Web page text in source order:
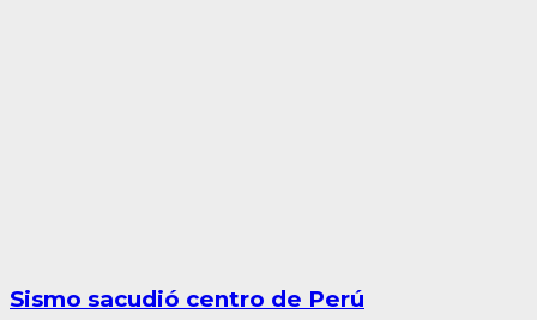
Sismo sacudió centro de Perú